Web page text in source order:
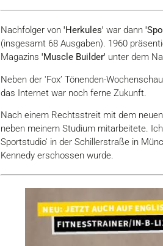
Nachfolger von 'Herkules' war dann
(insgesamt 68 Ausgaben). 1960
Magazins 'Muscle Builder' unter dem
Neben der 'Fox’ Tönenden-
das Internet war noch ferne Zukunft.
Nach einem Rechtsstreit mit dem
neben meinem Studium mitarbeitete.
Sportstudio' in der Schillerstraße in
Kennedy erschossen wurde.